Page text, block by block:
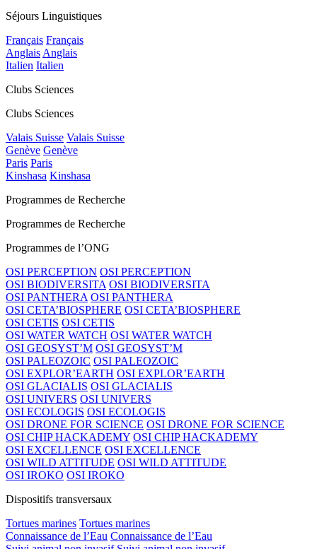
Séjours Linguistiques
Français Français
Anglais Anglais
Italien Italien
Clubs Sciences
Clubs Sciences
Valais Suisse Valais Suisse
Genève Genève
Paris Paris
Kinshasa Kinshasa
Programmes de Recherche
Programmes de Recherche
Programmes de l’ONG
OSI PERCEPTION OSI PERCEPTION
OSI BIODIVERSITA OSI BIODIVERSITA
OSI PANTHERA OSI PANTHERA
OSI CETA’BIOSPHERE OSI CETA’BIOSPHERE
OSI CETIS OSI CETIS
OSI WATER WATCH OSI WATER WATCH
OSI GEOSYST’M OSI GEOSYST’M
OSI PALEOZOIC OSI PALEOZOIC
OSI EXPLOR’EARTH OSI EXPLOR’EARTH
OSI GLACIALIS OSI GLACIALIS
OSI UNIVERS OSI UNIVERS
OSI ECOLOGIS OSI ECOLOGIS
OSI DRONE FOR SCIENCE OSI DRONE FOR SCIENCE
OSI CHIP HACKADEMY OSI CHIP HACKADEMY
OSI EXCELLENCE OSI EXCELLENCE
OSI WILD ATTITUDE OSI WILD ATTITUDE
OSI IROKO OSI IROKO
Dispositifs transversaux
Tortues marines Tortues marines
Connaissance de l’Eau Connaissance de l’Eau